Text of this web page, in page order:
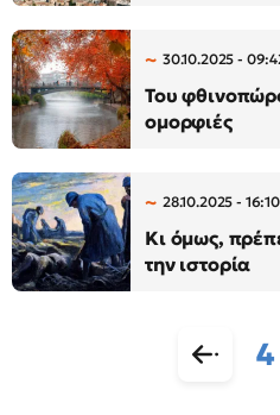
30.10.2025 -
Του
ομορφιές
28.10.2025 - 16:10
Κι όμως,
την ιστορία
4